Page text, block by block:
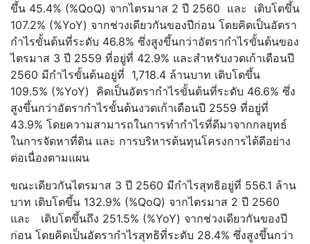
ขึ้น 45.4% (%QoQ) จากไตรมาส 2 ปี 2560 และ เติบโตขึ้น
107.2% (%YoY) จากช่วงเดียวกันของปีก่อน โดยคิดเป็นอัตรา
กำไรขั้นต้นที่ระดับ 46.8% ซึ่งสูงขึ้นกว่าอัตรากำไรขั้นต้นของ
ไตรมาส 3 ปี 2559 ที่อยู่ที่ 42.9% และสำหรับงวดเก้าเดือนปี
2560 มีกำไรขั้นต้นอยู่ที่ 1,718.4 ล้านบาท เติบโตขึ้น
109.5% (%YoY) คิดเป็นอัตรากำไรขั้นต้นที่ระดับ 46.6% ซึ่ง
สูงขึ้นกว่าอัตรากำไรขั้นต้นงวดเก้าเดือนปี 2559 ที่อยู่ที่
43.9% โดยความสามารถในการทำกำไรที่ดีมาจากกลยุทธ์
ในการจัดหาที่ดิน และ การบริหารต้นทุนโครงการได้ดีอย่าง
ต่อเนื่องตามแผน
ขณะเดียวกันไตรมาส 3 ปี 2560 มีกำไรสุทธิอยู่ที่ 556.1 ล้าน
บาท เติบโตขึ้น 132.9% (%QoQ) จากไตรมาส 2 ปี 2560
และ เติบโตขึ้นถึง 251.5% (%YoY) จากช่วงเดียวกันของปี
ก่อน โดยคิดเป็นอัตรากำไรสุทธิที่ระดับ 28.4% ซึ่งสูงขึ้นกว่า